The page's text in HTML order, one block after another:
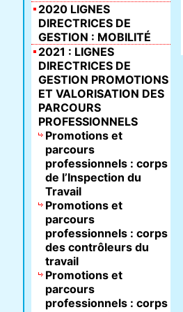
2020 LIGNES
DIRECTRICES DE
GESTION : MOBILITÉ
2021 : LIGNES
DIRECTRICES DE
GESTION PROMOTIONS
ET VALORISATION DES
PARCOURS
PROFESSIONNELS
Promotions et
parcours
professionnels : corps
de l’Inspection du
Travail
Promotions et
parcours
professionnels : corps
des contrôleurs du
travail
Promotions et
parcours
professionnels : corps